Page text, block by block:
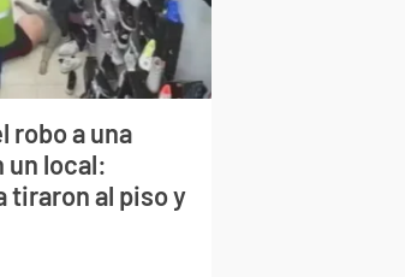
robo a una
un local:
tiraron al piso y